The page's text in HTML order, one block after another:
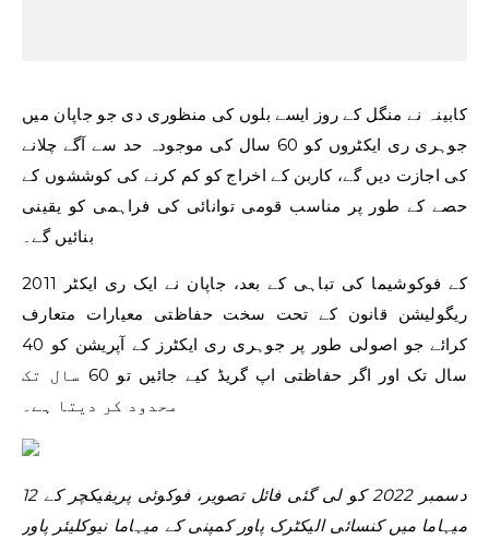
کابینہ نے منگل کے روز ایسے بلوں کی منظوری دی جو جاپان میں
جوہری ری ایکٹروں کو 60 سال کی موجودہ حد سے آگے چلانے
کی اجازت دیں گے، کاربن کے اخراج کو کم کرنے کی کوششوں کے
حصے کے طور پر مناسب قومی توانائی کی فراہمی کو یقینی
بنائیں گے۔
2011 کے فوکوشیما کی تباہی کے بعد، جاپان نے ایک ری ایکٹر
ریگولیشن قانون کے تحت سخت حفاظتی معیارات متعارف
کرائے جو اصولی طور پر جوہری ری ایکٹرز کے آپریشن کو 40
سال تک اور اگر حفاظتی اپ گریڈ کیے جائیں تو 60 سال تک
محدود کر دیتا ہے۔
12 دسمبر 2022 کو لی گئی فائل تصویر، فوکوئی پریفیکچر کے
میہاما میں کنسائی الیکٹرک پاور کمپنی کے میہاما نیوکلیئر پاور